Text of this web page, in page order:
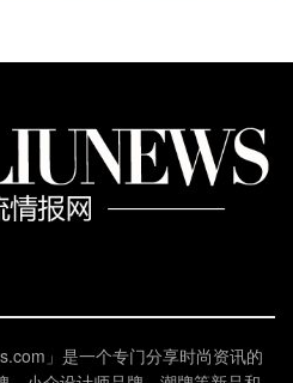
」是一个专门分享时尚资讯的